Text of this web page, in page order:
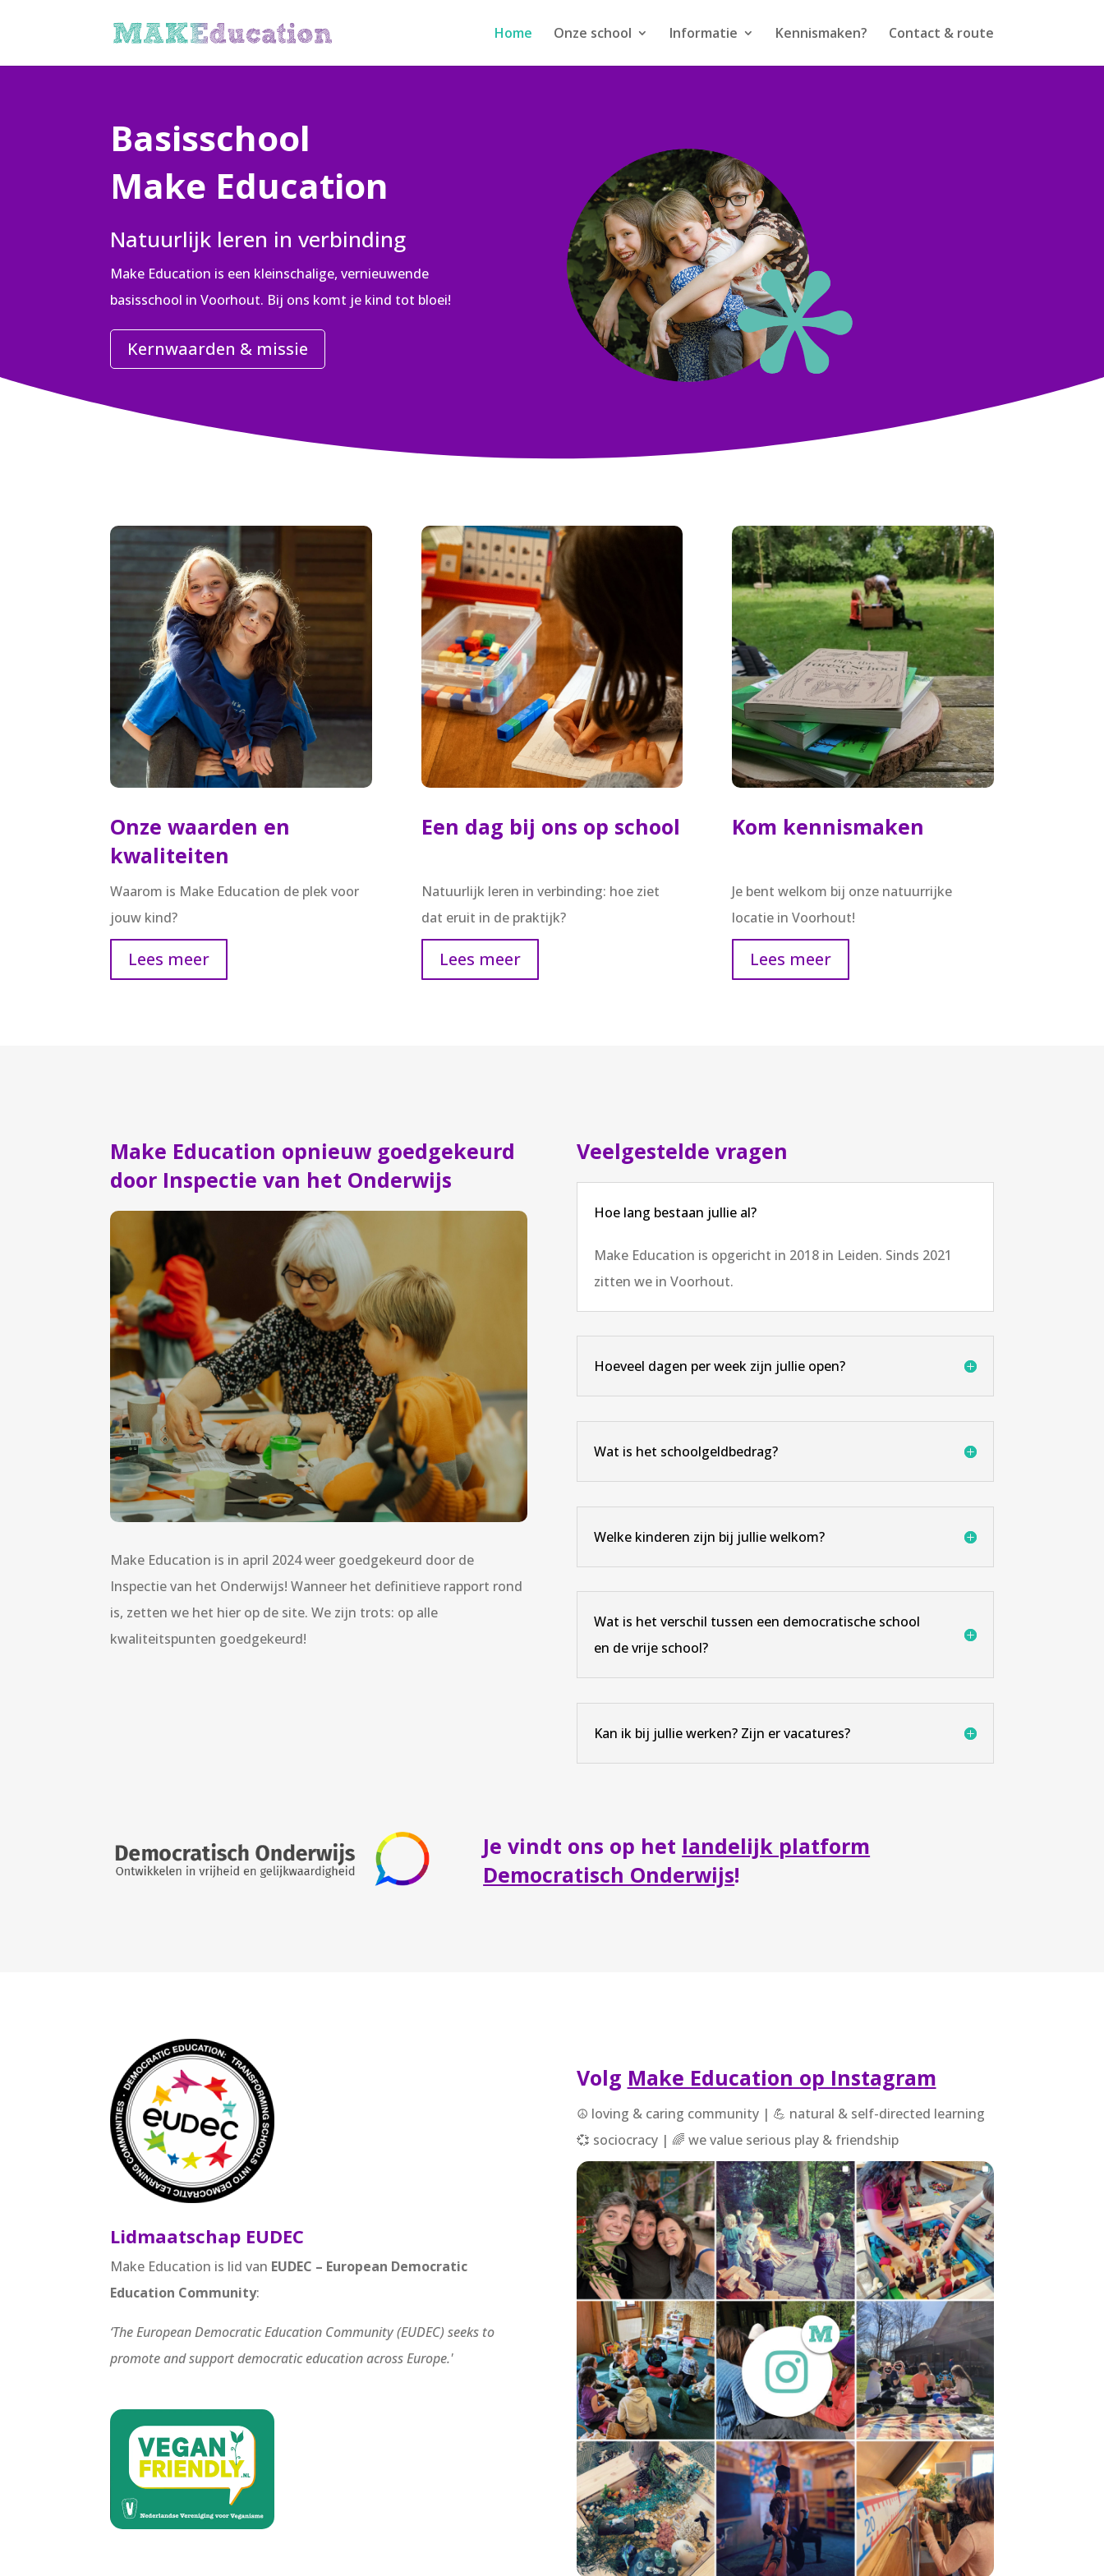
Home Onze school Informatie Kennismaken? Contact & route
Basisschool
Make Education
Natuurlijk leren in verbinding
Make Education is een kleinschalige, vernieuwende
basisschool in Voorhout. Bij ons komt je kind tot bloei!
Kernwaarden & missie
Onze waarden en
kwaliteiten
Waarom is Make Education de plek voor
jouw kind?
Lees meer
Een dag bij ons op school
Natuurlijk leren in verbinding: hoe ziet
dat eruit in de praktijk?
Lees meer
Kom kennismaken
Je bent welkom bij onze natuurrijke
locatie in Voorhout!
Lees meer
Make Education opnieuw goedgekeurd
door Inspectie van het Onderwijs
Make Education is in april 2024 weer goedgekeurd door de
Inspectie van het Onderwijs! Wanneer het definitieve rapport rond
is, zetten we het hier op de site. We zijn trots: op alle
kwaliteitspunten goedgekeurd!
Veelgestelde vragen
Hoe lang bestaan jullie al?
Make Education is opgericht in 2018 in Leiden. Sinds 2021
zitten we in Voorhout.
Hoeveel dagen per week zijn jullie open?
Wat is het schoolgeldbedrag?
Welke kinderen zijn bij jullie welkom?
Wat is het verschil tussen een democratische school
en de vrije school?
Kan ik bij jullie werken? Zijn er vacatures?
Je vindt ons op het landelijk platform
Democratisch Onderwijs!
Lidmaatschap EUDEC
Make Education is lid van EUDEC – European Democratic
Education Community:
‘The European Democratic Education Community (EUDEC) seeks to
promote and support democratic education across Europe.'
Volg Make Education op Instagram
☮ loving & caring community | 💪 natural & self-directed learning
💞 sociocracy | 🌈 we value serious play & friendship